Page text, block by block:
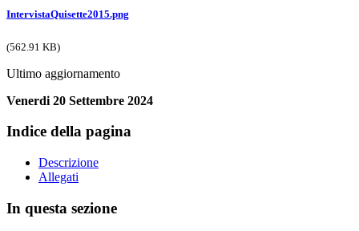
IntervistaQuisette2015.png
(562.91 KB)
Ultimo aggiornamento
Venerdi 20 Settembre 2024
Indice della pagina
Descrizione
Allegati
In questa sezione